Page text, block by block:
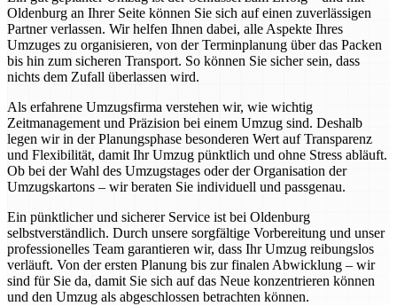
Oldenburg an Ihrer Seite können Sie sich auf einen zuverlässigen
Partner verlassen. Wir helfen Ihnen dabei, alle Aspekte Ihres
Umzuges zu organisieren, von der Terminplanung über das Packen
bis hin zum sicheren Transport. So können Sie sicher sein, dass
nichts dem Zufall überlassen wird.
Als erfahrene Umzugsfirma verstehen wir, wie wichtig
Zeitmanagement und Präzision bei einem Umzug sind. Deshalb
legen wir in der Planungsphase besonderen Wert auf Transparenz
und Flexibilität, damit Ihr Umzug pünktlich und ohne Stress abläuft.
Ob bei der Wahl des Umzugstages oder der Organisation der
Umzugskartons – wir beraten Sie individuell und passgenau.
Ein pünktlicher und sicherer Service ist bei Oldenburg
selbstverständlich. Durch unsere sorgfältige Vorbereitung und unser
professionelles Team garantieren wir, dass Ihr Umzug reibungslos
verläuft. Von der ersten Planung bis zur finalen Abwicklung – wir
sind für Sie da, damit Sie sich auf das Neue konzentrieren können
und den Umzug als abgeschlossen betrachten können.